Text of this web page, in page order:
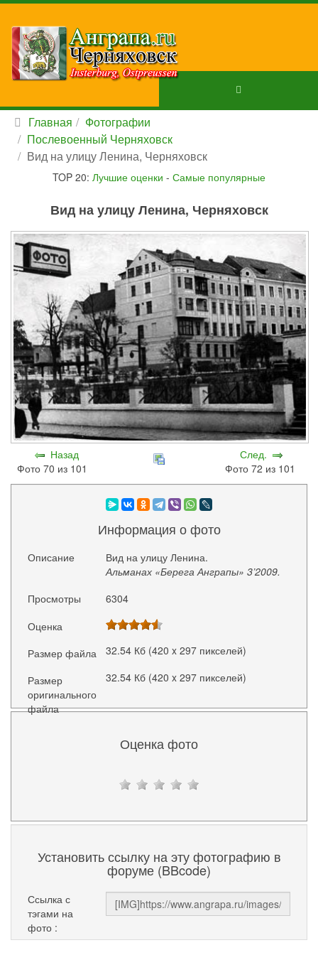
Главная
Фотографии
Послевоенный Черняховск
Вид на улицу Ленина, Черняховск
TOP 20: Лучшие оценки - Самые популярные
Вид на улицу Ленина, Черняховск
Назад
Фото 70 из 101
След.
Фото 72 из 101
Информация о фото
Описание
Вид на улицу Ленина.
Альманах «Берега Анграпы» 3’2009.
Просмотры
6304
Оценка
Размер файла
32.54 Кб (420 x 297 пикселей)
Размер
оригинального
файла
32.54 Кб (420 x 297 пикселей)
Оценка фото
Установить ссылку на эту фотографию в
форуме (BBcode)
Ссылка с
тэгами на
фото :